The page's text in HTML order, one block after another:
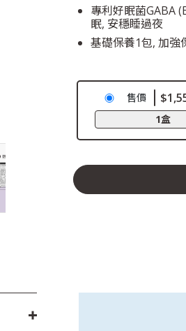
專利好眠菌GABA
眠, 安穩睡過夜
基礎保養1包, 加強
售價
1盒